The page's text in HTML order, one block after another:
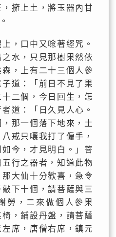
擁上土，將玉器內甘
，口中又唸著經咒。
水，只見那樹果然依
，上有二十三個人參
道：「前日不見了果
二個，今日回生，怎
道：「日久見人心。
那一個落下地來，土
戒只嚷我打了偏手，
今，才見明白。」菩
行之器者，知道此物
大仙十分歡喜，急令
下十個，請菩薩與三
勞，二來做個人參果
，鋪設丹盤，請菩薩
席，唐僧右席，鎮元